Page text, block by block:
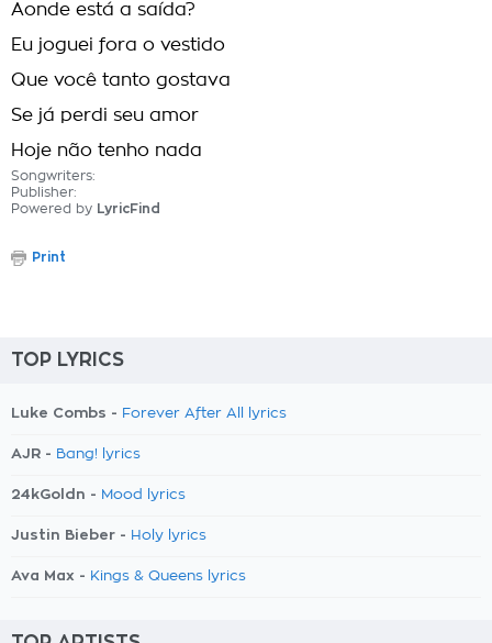
Aonde está a saída?
Eu joguei fora o vestido
Que você tanto gostava
Se já perdi seu amor
Hoje não tenho nada
Songwriters:
Publisher:
Powered by LyricFind
Print
TOP LYRICS
Luke Combs - Forever After All lyrics
AJR - Bang! lyrics
24kGoldn - Mood lyrics
Justin Bieber - Holy lyrics
Ava Max - Kings & Queens lyrics